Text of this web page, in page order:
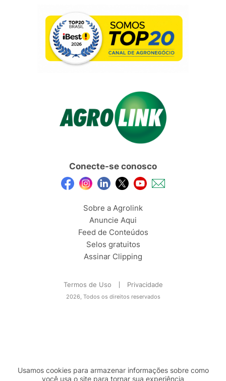
Conecte-se conosco
Sobre a Agrolink
Anuncie Aqui
Feed de Conteúdos
Selos gratuitos
Assinar Clipping
Termos de Uso Privacidade
2026, Todos os direitos reservados
Usamos cookies para armazenar informações sobre como
você usa o site para tornar sua experiência